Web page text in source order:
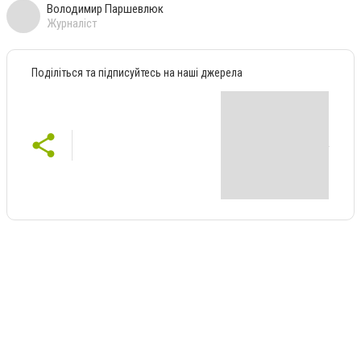
Володимир Паршевлюк
Журналіст
Поділіться та підписуйтесь на наші джерела